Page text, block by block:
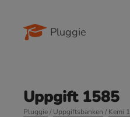
Pluggie
Uppgift 1585
Pluggie/Uppgiftsbanken /Kemi 1